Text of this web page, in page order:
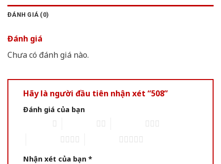
ĐÁNH GIÁ (0)
Đánh giá
Chưa có đánh giá nào.
Hãy là người đầu tiên nhận xét “508”
Đánh giá của bạn
Nhận xét của bạn *